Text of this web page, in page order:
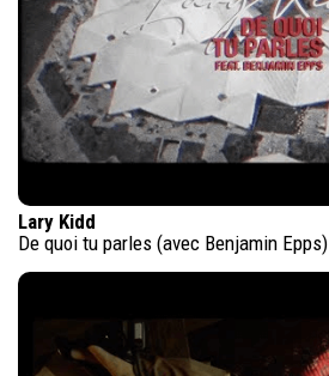
Lary Kidd
De quoi tu parles (avec Benjamin Epps)